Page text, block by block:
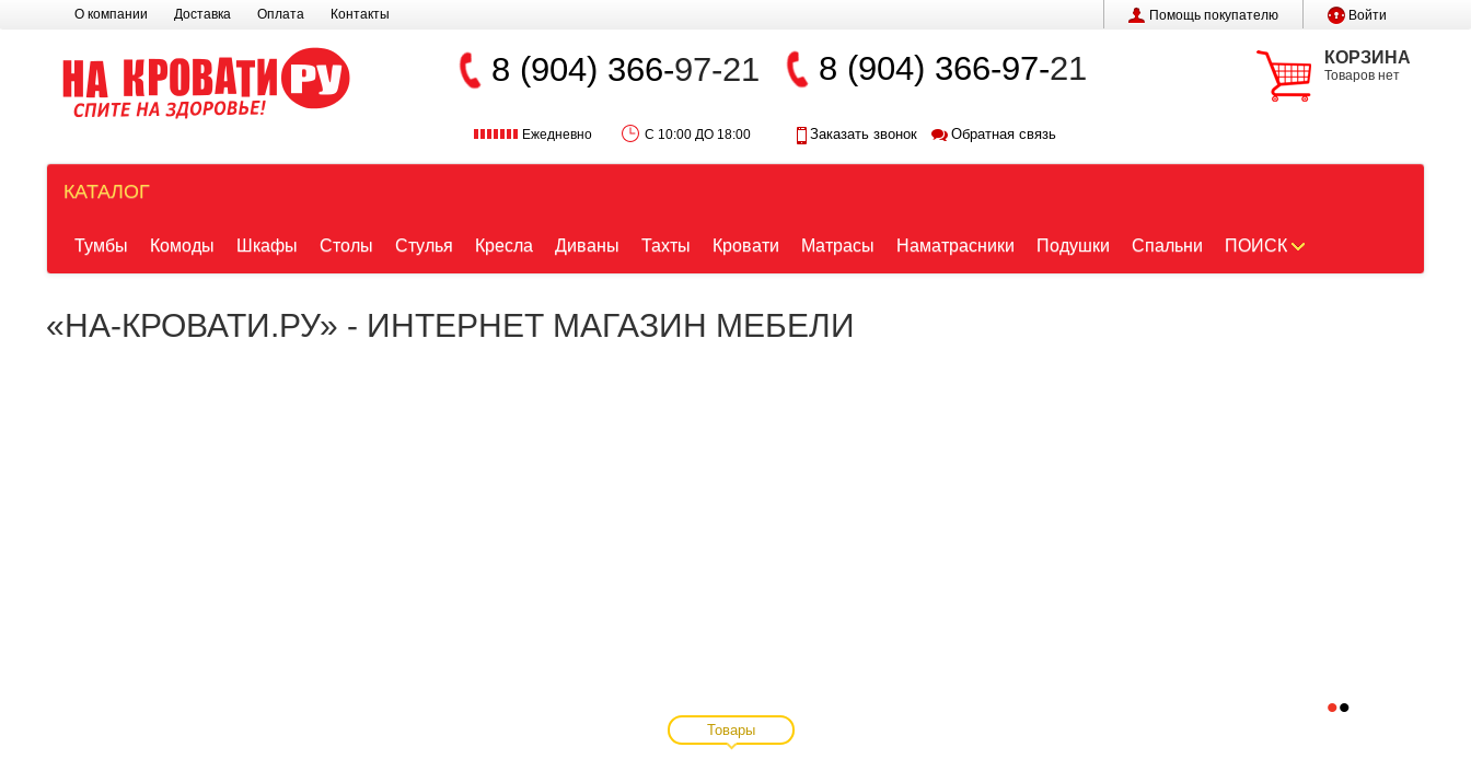
О компании Доставка Оплата Контакты Помощь покупателю Войти
КОРЗИНА
Товаров нет
8 (904) 366-97-21
Ежедневно С 10:00 ДО 18:00
8 (904) 366-97-21
Заказать звонок Обратная связь
КАТАЛОГ
Тумбы Комоды Шкафы Столы Стулья Кресла Диваны Тахты Кровати Матрасы Наматрасники Подушки Спальни ПОИСК
«НА-КРОВАТИ.РУ» - ИНТЕРНЕТ МАГАЗИН МЕБЕЛИ
••
Товары